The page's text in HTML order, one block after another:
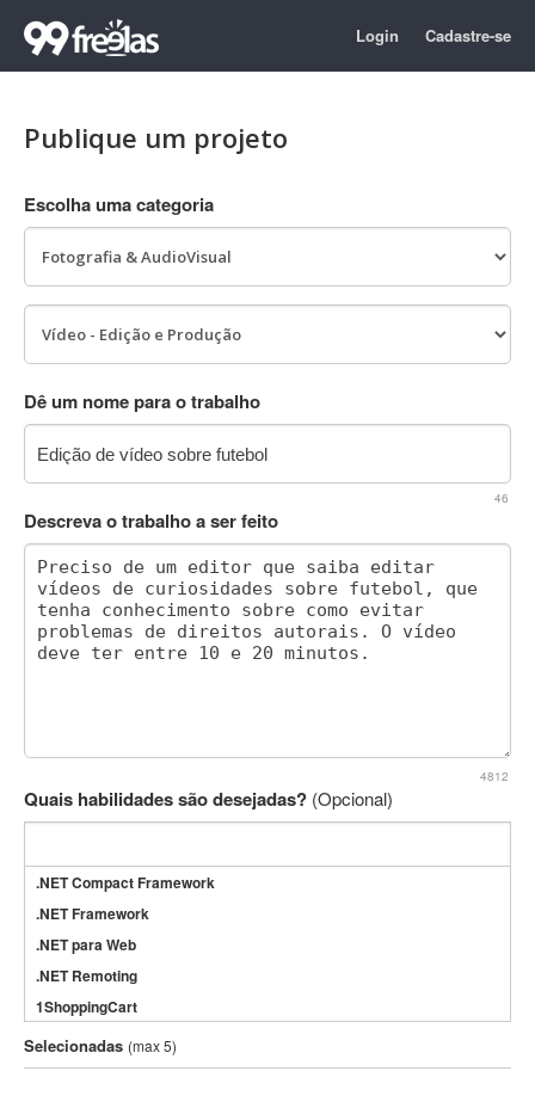
Login Cadastre-se
Publique um projeto
Escolha uma categoria
Dê um nome para o trabalho
46
Descreva o trabalho a ser feito
4812
Quais habilidades são desejadas? (Opcional)
.NET Compact Framework
.NET Framework
.NET para Web
.NET Remoting
1ShoppingCart
3DS Max
3GSM
Selecionadas (max 5)